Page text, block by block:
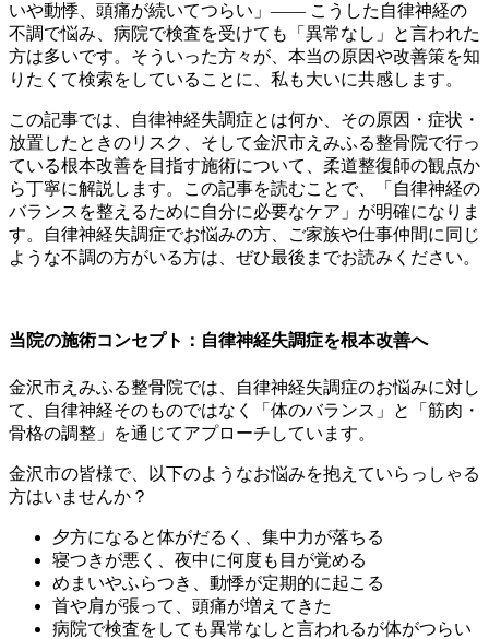
いや動悸、頭痛が続いてつらい」—— こうした自律神経の
不調で悩み、病院で検査を受けても「異常なし」と言われた
方は多いです。そういった方々が、本当の原因や改善策を知
りたくて検索をしていることに、私も大いに共感します。
この記事では、自律神経失調症とは何か、その原因・症状・
放置したときのリスク、そして金沢市えみふる整骨院で行っ
ている根本改善を目指す施術について、柔道整復師の観点か
ら丁寧に解説します。この記事を読むことで、「自律神経の
バランスを整えるために自分に必要なケア」が明確になりま
す。自律神経失調症でお悩みの方、ご家族や仕事仲間に同じ
ような不調の方がいる方は、ぜひ最後までお読みください。
当院の施術コンセプト：自律神経失調症を根本改善へ
金沢市えみふる整骨院では、自律神経失調症のお悩みに対し
て、自律神経そのものではなく「体のバランス」と「筋肉・
骨格の調整」を通じてアプローチしています。
金沢市の皆様で、以下のようなお悩みを抱えていらっしゃる
方はいませんか？
夕方になると体がだるく、集中力が落ちる
寝つきが悪く、夜中に何度も目が覚める
めまいやふらつき、動悸が定期的に起こる
首や肩が張って、頭痛が増えてきた
病院で検査をしても異常なしと言われるが体がつらい